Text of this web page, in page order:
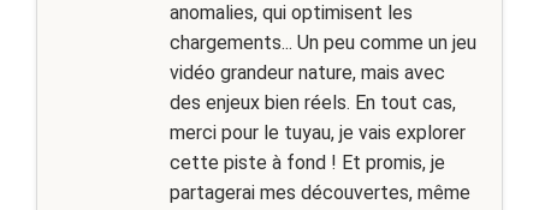
anomalies, qui optimisent les
chargements... Un peu comme un jeu
vidéo grandeur nature, mais avec
des enjeux bien réels. En tout cas,
merci pour le tuyau, je vais explorer
cette piste à fond ! Et promis, je
partagerai mes découvertes, même